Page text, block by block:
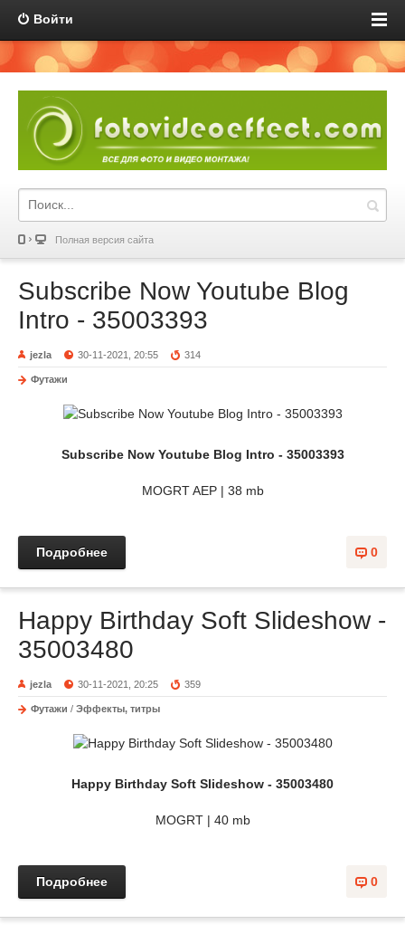
Войти
Полная версия сайта
Subscribe Now Youtube Blog
Intro - 35003393
jezla 30-11-2021, 20:55 314
Футажи
Subscribe Now Youtube Blog Intro - 35003393
MOGRT AEP | 38 mb
0
Подробнее
Happy Birthday Soft Slideshow -
35003480
jezla 30-11-2021, 20:25 359
Футажи / Эффекты, титры
Happy Birthday Soft Slideshow - 35003480
MOGRT | 40 mb
0
Подробнее